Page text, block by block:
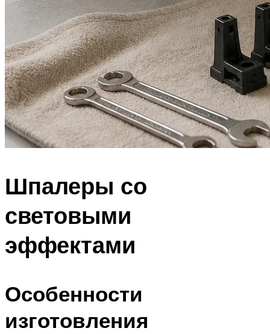
Шпалеры со
световыми
эффектами
Особенности
изготовления